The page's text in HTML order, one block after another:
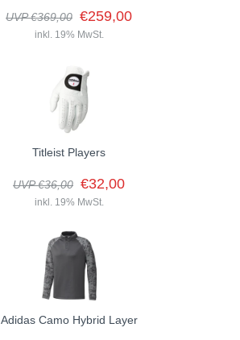
UVP €369,00 €259,00
inkl. 19% MwSt.
Titleist Players
UVP €36,00 €32,00
inkl. 19% MwSt.
Adidas Camo Hybrid Layer